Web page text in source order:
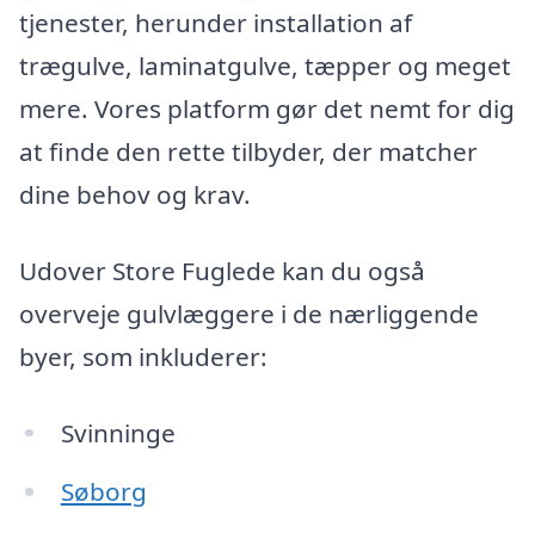
tjenester, herunder installation af
trægulve, laminatgulve, tæpper og meget
mere. Vores platform gør det nemt for dig
at finde den rette tilbyder, der matcher
dine behov og krav.
Udover Store Fuglede kan du også
overveje gulvlæggere i de nærliggende
byer, som inkluderer:
Svinninge
Søborg